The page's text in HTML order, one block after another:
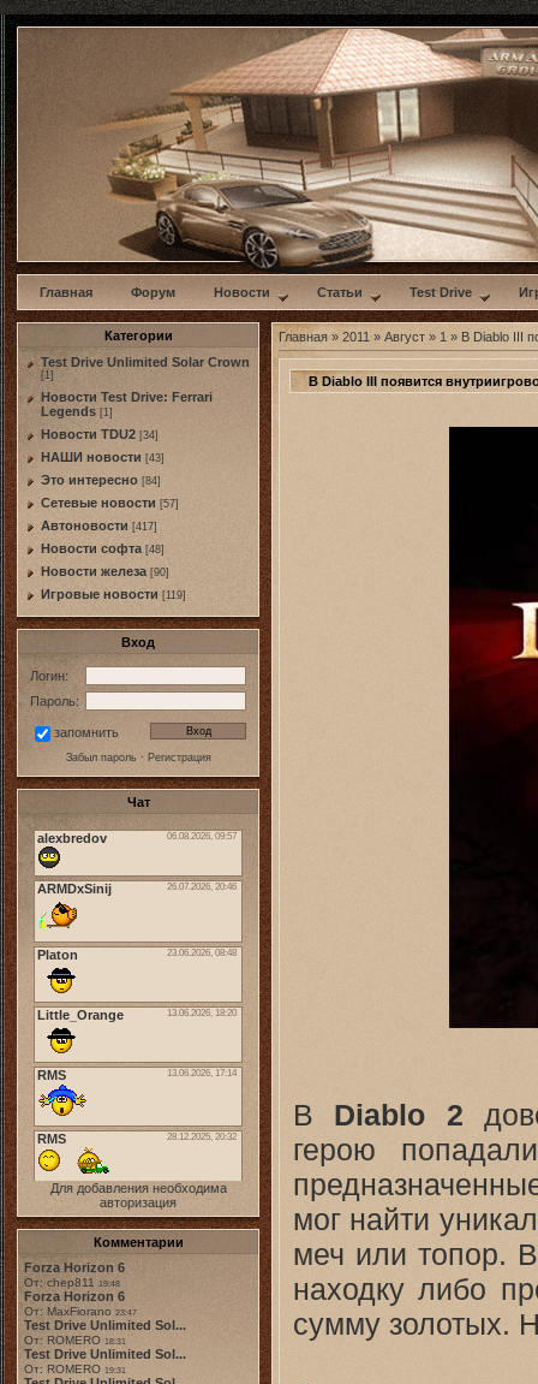
w
Главная Форум Новости Статьи Test Drive
Категории
Test Drive Unlimited Solar Crown
[1]
Новости Test Drive: Ferrari
Legends [1]
Новости TDU2 [34]
НАШИ новости [43]
Это интересно [84]
Сетевые новости [57]
Автоновости [417]
Новости софта [48]
Новоcти железа [90]
Игровые новости [119]
Вход
Логин:
Пароль:
запомнить
Забыл пароль· Регистрация
Чат
Для добавления необходима
авторизация
Комментарии
Forza Horizon 6
От: chep811 19:48
Forza Horizon 6
От: MaxFiorano 23:47
Test Drive Unlimited Sol...
От: ROMERO 18:31
Test Drive Unlimited Sol...
От: ROMERO 19:31
Главная » 2011 » Август » 1 » В Diablo III
В Diablo III появится
В Diablo 2
герою
мог найти
меч или топор.
находку либо
сумму золотых.